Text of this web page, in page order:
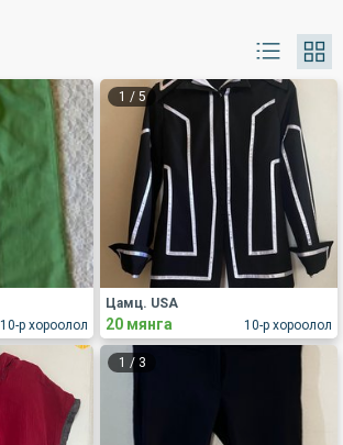
10-р хороолол
1 / 5
10-р хороолол
Цамц. USA
20 мянга
1 / 3